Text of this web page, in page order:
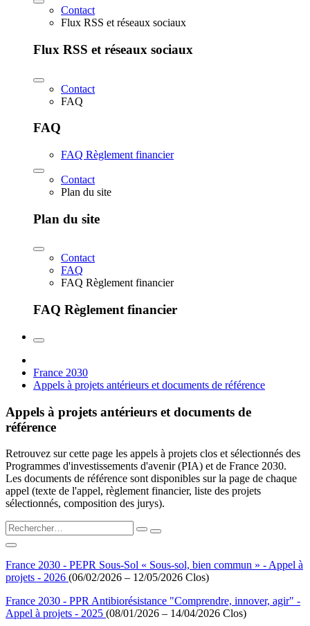
Contact
Flux RSS et réseaux sociaux
Flux RSS et réseaux sociaux
Contact
FAQ
FAQ
FAQ Règlement financier
Contact
Plan du site
Plan du site
Contact
FAQ
FAQ Règlement financier
FAQ Règlement financier
France 2030
Appels à projets antérieurs et documents de référence
Appels à projets antérieurs et documents de
référence
Retrouvez sur cette page les appels à projets clos et sélectionnés des
Programmes d'investissements d'avenir (PIA) et de France 2030.
Les documents de référence sont disponibles sur la page de chaque
appel (texte de l'appel, règlement financier, liste des projets
sélectionnés, composition des jurys).
France 2030 - PEPR Sous-Sol « Sous-sol, bien commun » - Appel à
projets - 2026 (06/02/2026 – 12/05/2026 Clos)
France 2030 - PPR Antibiorésistance "Comprendre, innover, agir" -
Appel à projets - 2025 (08/01/2026 – 14/04/2026 Clos)